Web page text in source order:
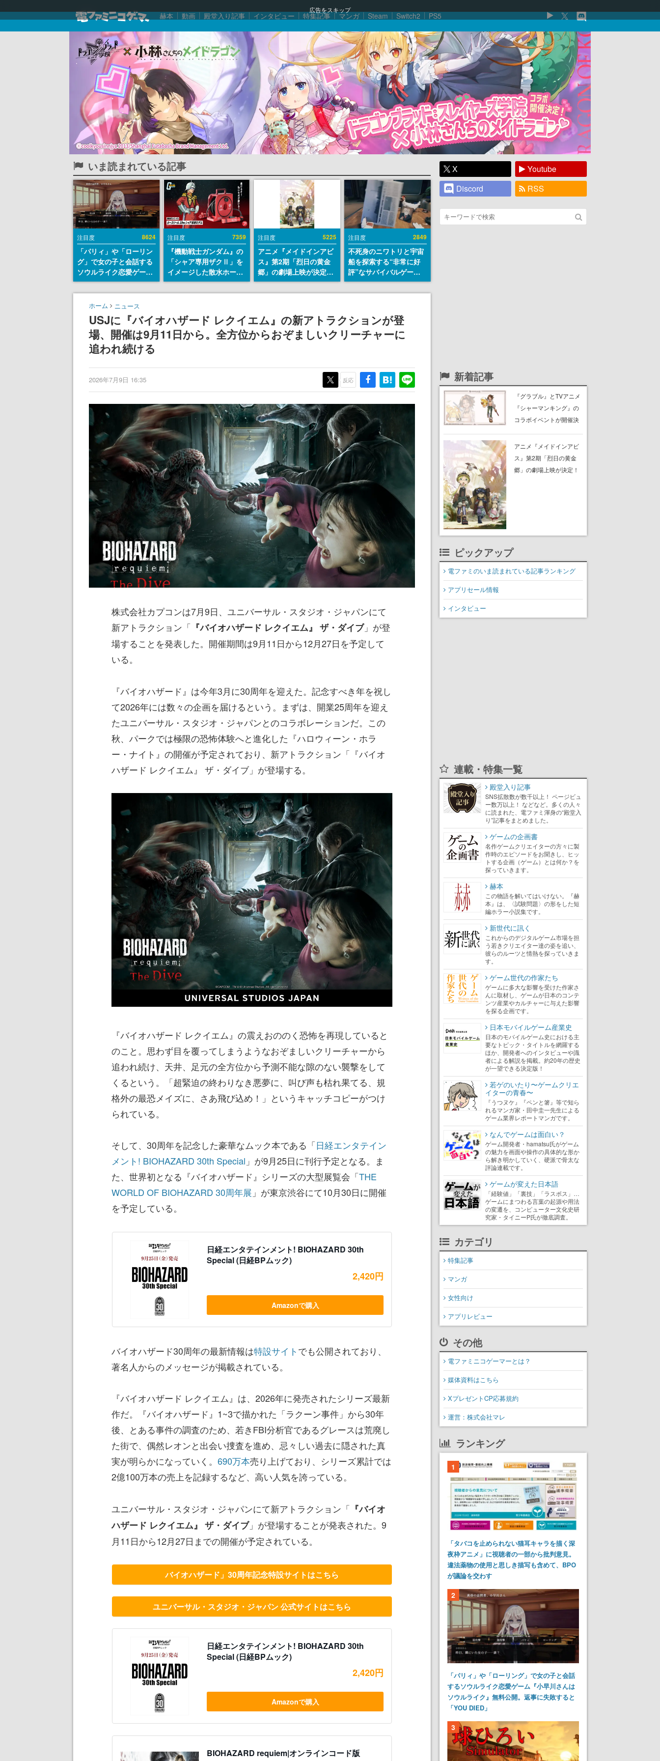
広告をスキップ
赫本 動画 殿堂入り記事 インタビュー 特集記事 マンガ Steam Switch2 PS5
いま読まれている記事
注目度 8624
「パリィ」や「ローリン
グ」で女の子と会話する
ソウルライク恋愛ゲーム
『小早川さんはソウルラ
イク』無料公開。返事に
失敗すると「YOU
注目度 7359
『機動戦士ガンダム』の
「シャア専用ザクⅡ」を
イメージした散水ホース
リールが予約開始。本体
にはシャアのパーソナル
エンブレム、型式番号な
どを配置
注目度 5225
アニメ『メイドインアビ
ス』第2期「烈日の黄金
郷」の劇場上映が決定！
レグ役・伊瀬茉莉也さん
らが登壇する舞台挨拶も
注目度 2849
不死身のニワトリと宇宙
船を探索する“非常に好
評”なサバイバルゲーム
『Breathedge』が無料
で配布中。入手できる期
ホーム ニュース
USJに『バイオハザード レクイエム』の新アトラクションが登
場、開催は9月11日から。全方位からおぞましいクリーチャーに
追われ続ける
2026年7月9日 16:35 反応
株式会社カプコンは7月9日、ユニバーサル・スタジオ・ジャパンにて
新アトラクション「 『バイオハザード レクイエム』 ザ・ダイブ」が登
場することを発表した。開催期間は9月11日から12月27日を予定して
いる。
『バイオハザード』は今年3月に30周年を迎えた。記念すべき年を祝し
て2026年には数々の企画を届けるという。まずは、開業25周年を迎え
たユニバーサル・スタジオ・ジャパンとのコラボレーションだ。この
秋、パークでは極限の恐怖体験へと進化した『ハロウィーン・ホラ
ー・ナイト』の開催が予定されており、新アトラクション「『バイオ
ハザード レクイエム』 ザ・ダイブ」が登場する。
『バイオハザード レクイエム』の震えおののく恐怖を再現していると
のこと。思わず目を覆ってしまうようなおぞましいクリーチャーから
追われ続け、天井、足元の全方位から予測不能な隙のない襲撃をして
くるという。「超緊迫の終わりなき悪夢に、叫び声も枯れ果てる、規
格外の最恐メイズに、さあ飛び込め！」というキャッチコピーがつけ
られている。
そして、30周年を記念した豪華なムック本である「日経エンタテイン
メント! BIOHAZARD 30th Special 」が9月25日に刊行予定となる。ま
た、世界初となる『バイオハザード』シリーズの大型展覧会「THE
WORLD OF BIOHAZARD 30周年展 」が東京渋谷にて10月30日に開催
を予定している。
日経エンタテインメント! BIOHAZARD 30th
Special (日経BPムック)
2,420円
Amazonで購入
バイオハザード30周年の最新情報は特設サイトでも公開されており、
著名人からのメッセージが掲載されている。
『バイオハザード レクイエム』は、2026年に発売されたシリーズ最新
作だ。『バイオハザード』1~3で描かれた「ラクーン事件」から30年
後、とある事件の調査のため、若きFBI分析官であるグレースは荒廃し
た街で、偶然レオンと出会い捜査を進め、忌々しい過去に隠された真
実が明らかになっていく。 690万本売り上げており、シリーズ累計では
2億100万本の売上を記録するなど、高い人気を誇っている。
ユニバーサル・スタジオ・ジャパンにて新アトラクション「 『バイオ
ハザード レクイエム』 ザ・ダイブ」が登場することが発表された。9
月11日から12月27日までの開催が予定されている。
バイオハザード」30周年記念特設サイトはこちら
ユニバーサル・スタジオ・ジャパン 公式サイトはこちら
日経エンタテインメント! BIOHAZARD 30th
Special (日経BPムック)
2,420円
Amazonで購入
BIOHAZARD requiem|オンラインコード版
X
Youtube
Discord
RSS
新着記事
『グラブル』とTVアニメ
『シャーマンキング』の
コラボイベントが開催決
子）のビジュアルも公開
アニメ『メイドインアビ
ス』第2期「烈日の黄金
郷」の劇場上映が決定！
ピックアップ
電ファミのいま読まれている記事ランキング
アプリセール情報
インタビュー
連載・特集一覧
殿堂入り記事
SNS拡散数が数千以上！ ページビュ
ー数万以上！ などなど。多くの人々
に読まれた、電ファミ渾身の“殿堂入
り”記事をまとめました。
ゲームの企画書
名作ゲームクリエイターの方々に製
作時のエピソードをお聞きし、ヒッ
トする企画（ゲーム）とは何か？を
探っていきます。
赫本
この物語を解いてはいけない。『赫
本』は、〈試験問題〉の形をした短
編ホラー小説集です。
新世代に訊く
これからのデジタルゲーム市場を担
う若きクリエイター達の姿を追い、
彼らのルーツと情熱を探っていきま
す。
ゲーム世代の作家たち
ゲームに多大な影響を受けた作家さ
んに取材し、ゲームが日本のコンテ
ンツ産業やカルチャーに与えた影響
を探る企画です。
日本モバイルゲーム産業史
日本のモバイルゲーム史における主
要なトピック・タイトルを網羅する
ほか、開発者へのインタビューや識
者による解説を掲載。約20年の歴史
が一望できる決定版！
若ゲのいたり〜ゲームクリエ
イターの青春〜
『うつヌケ』『ペンと箸』等で知ら
れるマンガ家・田中圭一先生による
ゲーム業界レポートマンガです。
なんでゲームは面白い？
ゲーム開発者・hamatsu氏がゲーム
の魅力を画面や操作の具体的な形か
ら解き明かしていく、硬派で骨太な
評論連載です。
ゲームが変えた日本語
「経験値」「裏技」「ラスボス」…
ゲームにまつわる言葉の起源や用法
の変遷を、コンピューター文化史研
究家・タイニーP氏が徹底調査。
カテゴリ
特集記事
マンガ
女性向け
アプリレビュー
その他
電ファミニコゲーマーとは？
媒体資料はこちら
XプレゼントCP応募規約
運営：株式会社マレ
ランキング
1
「タバコを止められない猫耳キャラを描く深
夜枠アニメ」に視聴者の一部から批判意見。
違法薬物の使用と思しき描写も含めて、BPO
が議論を交わす
2
「パリィ」や「ローリング」で女の子と会話
するソウルライク恋愛ゲーム『小早川さんは
ソウルライク』無料公開。返事に失敗すると
「YOU DIED」
3